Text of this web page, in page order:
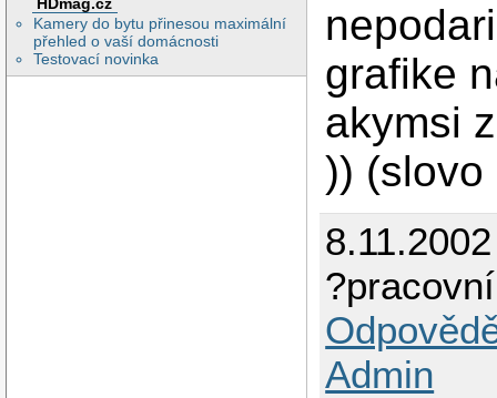
Kamery do bytu přinesou maximální
přehled o vaší domácnosti
Testovací novinka
grafike
akymsi
)) (slovo
Admin